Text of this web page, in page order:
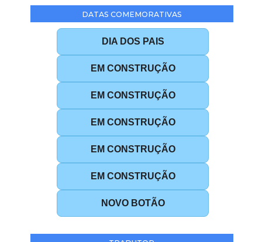
DATAS COMEMORATIVAS
DIA DOS PAIS
EM CONSTRUÇÃO
EM CONSTRUÇÃO
EM CONSTRUÇÃO
EM CONSTRUÇÃO
EM CONSTRUÇÃO
NOVO BOTÃO